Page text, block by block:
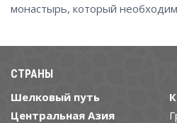
монастырь, который
СТРАНЫ
Шелковый путь
Центральная Азия